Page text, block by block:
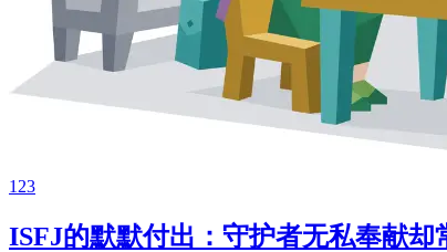
123
ISFJ的默默付出：守护者无私奉献却